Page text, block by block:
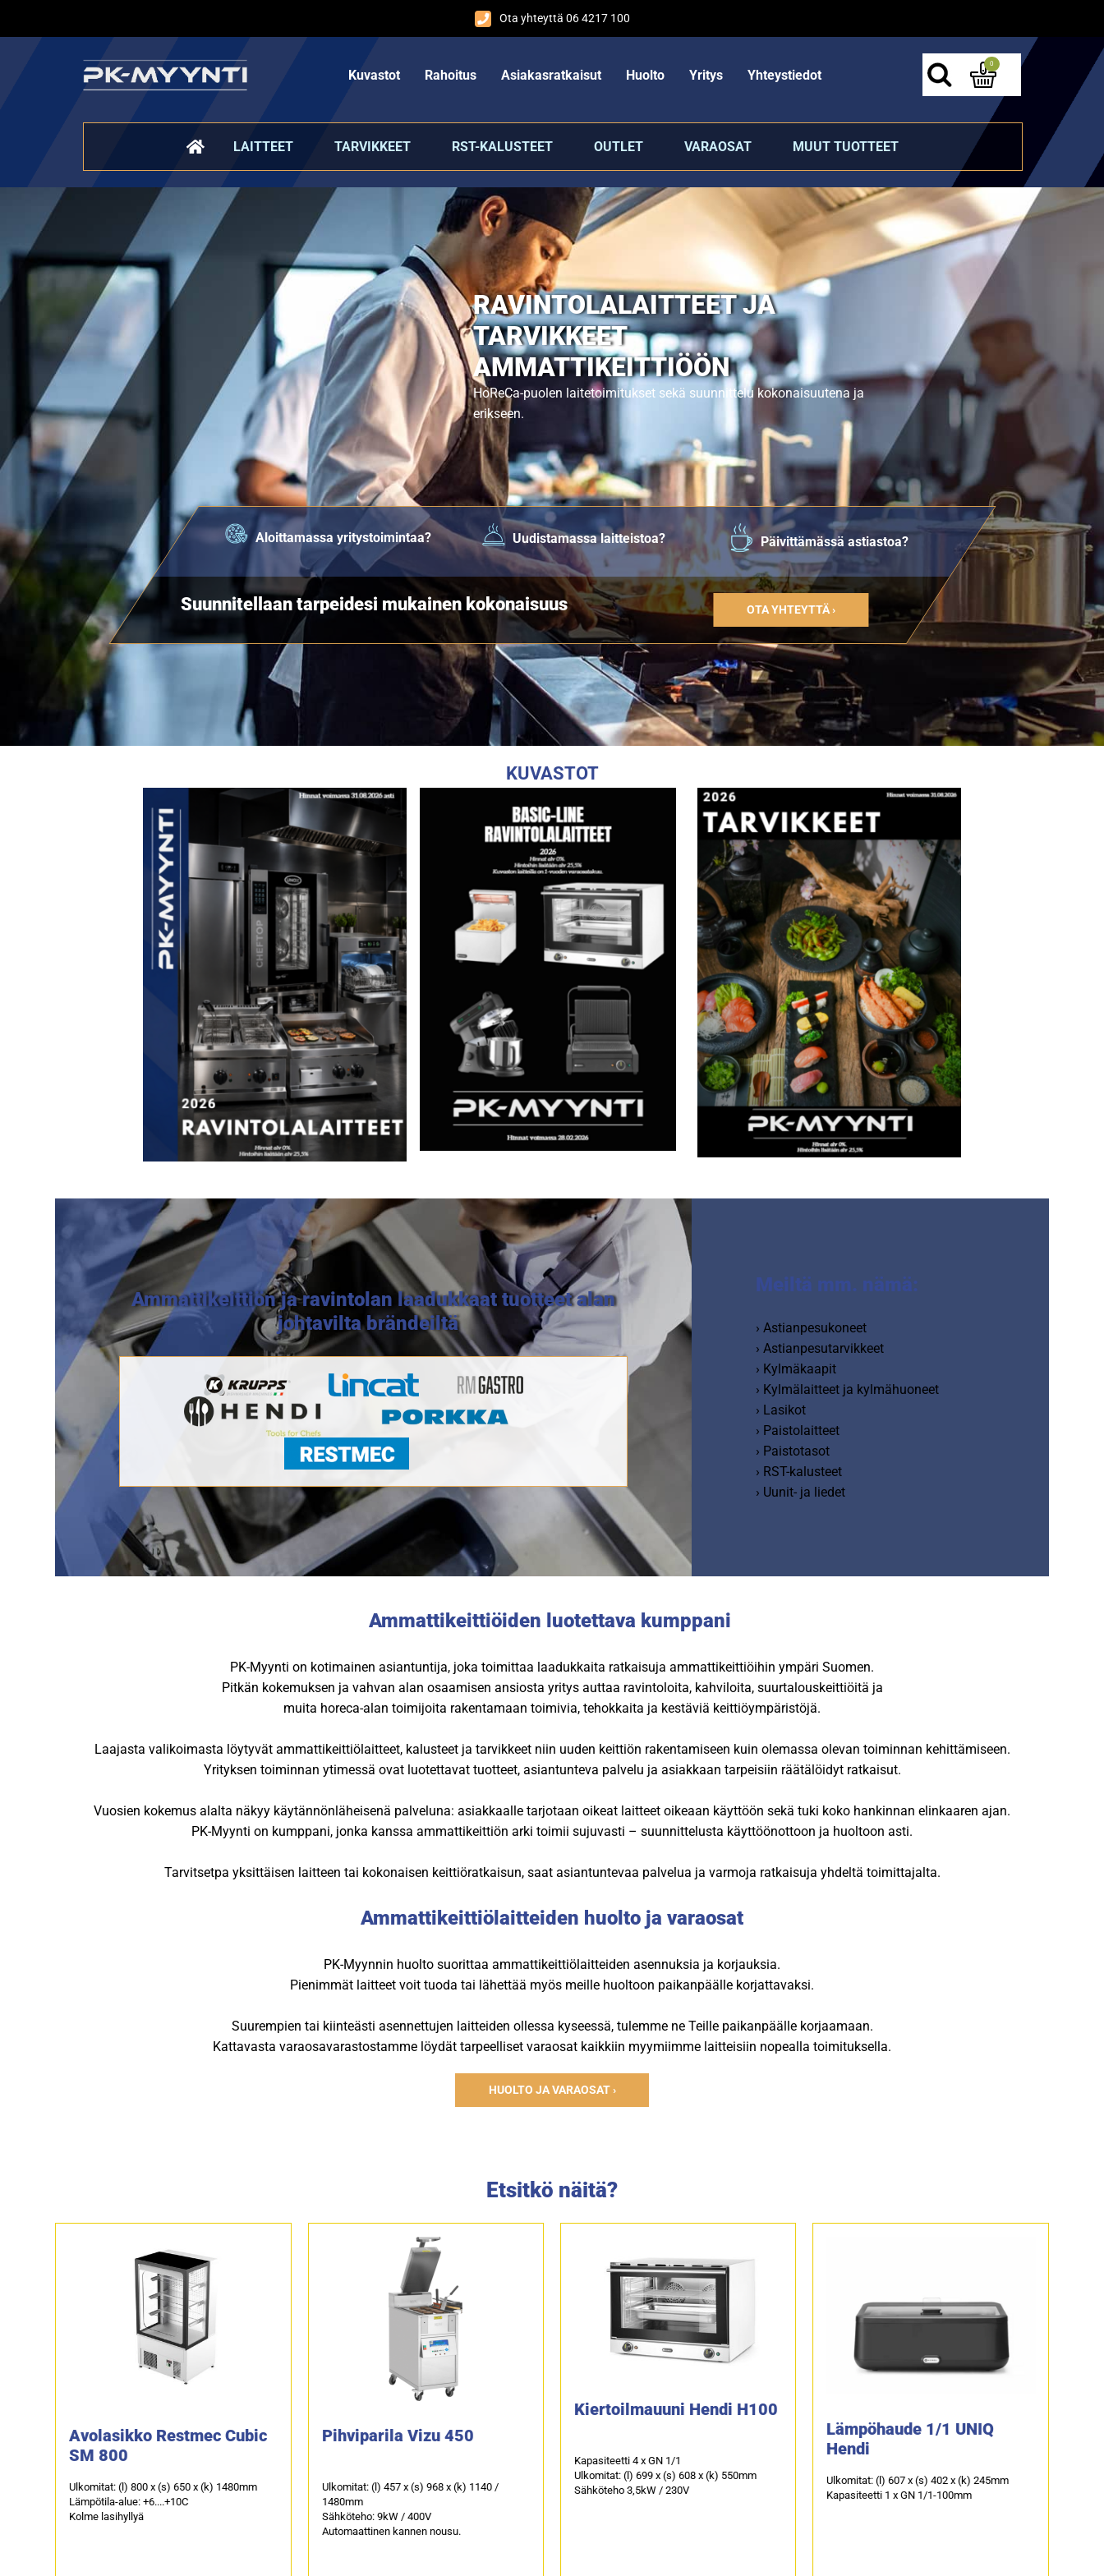
Ota yhteyttä 06 4217 100
Kuvastot Rahoitus Asiakasratkaisut Huolto Yritys Yhteystiedot
0
LAITTEET TARVIKKEET RST-KALUSTEET OUTLET VARAOSAT MUUT TUOTTEET
RAVINTOLALAITTEET JA
TARVIKKEET
AMMATTIKEITTIÖÖN
HoReCa-puolen laitetoimitukset sekä suunnittelu kokonaisuutena ja
erikseen.
Aloittamassa yritystoimintaa? Uudistamassa laitteistoa? Päivittämässä astiastoa?
Suunnitellaan tarpeidesi mukainen kokonaisuus OTA YHTEYTTÄ ›
KUVASTOT
Ammattikeittiön ja ravintolan laadukkaat tuotteet alan
johtavilta brändeiltä
Meiltä mm. nämä:
› Astianpesukoneet
› Astianpesutarvikkeet
› Kylmäkaapit
› Kylmälaitteet ja kylmähuoneet
› Lasikot
› Paistolaitteet
› Paistotasot
› RST-kalusteet
› Uunit- ja liedet
Ammattikeittiöiden luotettava kumppani
PK-Myynti on kotimainen asiantuntija, joka toimittaa laadukkaita ratkaisuja ammattikeittiöihin ympäri Suomen.
Pitkän kokemuksen ja vahvan alan osaamisen ansiosta yritys auttaa ravintoloita, kahviloita, suurtalouskeittiöitä ja
muita horeca-alan toimijoita rakentamaan toimivia, tehokkaita ja kestäviä keittiöympäristöjä.
Laajasta valikoimasta löytyvät ammattikeittiölaitteet, kalusteet ja tarvikkeet niin uuden keittiön rakentamiseen kuin olemassa olevan toiminnan kehittämiseen.
Yrityksen toiminnan ytimessä ovat luotettavat tuotteet, asiantunteva palvelu ja asiakkaan tarpeisiin räätälöidyt ratkaisut.
Vuosien kokemus alalta näkyy käytännönläheisenä palveluna: asiakkaalle tarjotaan oikeat laitteet oikeaan käyttöön sekä tuki koko hankinnan elinkaaren ajan.
PK-Myynti on kumppani, jonka kanssa ammattikeittiön arki toimii sujuvasti – suunnittelusta käyttöönottoon ja huoltoon asti.
Tarvitsetpa yksittäisen laitteen tai kokonaisen keittiöratkaisun, saat asiantuntevaa palvelua ja varmoja ratkaisuja yhdeltä toimittajalta.
Ammattikeittiölaitteiden huolto ja varaosat
PK-Myynnin huolto suorittaa ammattikeittiölaitteiden asennuksia ja korjauksia.
Pienimmät laitteet voit tuoda tai lähettää myös meille huoltoon paikanpäälle korjattavaksi.
Suurempien tai kiinteästi asennettujen laitteiden ollessa kyseessä, tulemme ne Teille paikanpäälle korjaamaan.
Kattavasta varaosavarastostamme löydät tarpeelliset varaosat kaikkiin myymiimme laitteisiin nopealla toimituksella.
HUOLTO JA VARAOSAT ›
Etsitkö näitä?
Avolasikko Restmec Cubic
SM 800
Ulkomitat: (l) 800 x (s) 650 x (k) 1480mm
Lämpötila-alue: +6....+10C
Kolme lasihyllyä
Pihviparila Vizu 450
Ulkomitat: (l) 457 x (s) 968 x (k) 1140 /
1480mm
Sähköteho: 9kW / 400V
Automaattinen kannen nousu.
Kiertoilmauuni Hendi H100
Kapasiteetti 4 x GN 1/1
Ulkomitat: (l) 699 x (s) 608 x (k) 550mm
Sähköteho 3,5kW / 230V
Lämpöhaude 1/1 UNIQ
Hendi
Ulkomitat: (l) 607 x (s) 402 x (k) 245mm
Kapasiteetti 1 x GN 1/1-100mm